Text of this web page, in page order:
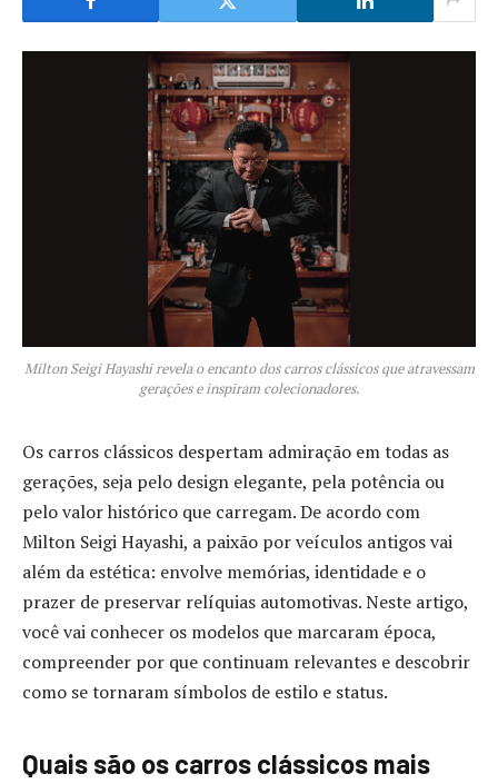
Milton Seigi Hayashi revela o encanto dos carros clássicos que atravessam
gerações e inspiram colecionadores.
Os carros clássicos despertam admiração em todas as
gerações, seja pelo design elegante, pela potência ou
pelo valor histórico que carregam. De acordo com
Milton Seigi Hayashi, a paixão por veículos antigos vai
além da estética: envolve memórias, identidade e o
prazer de preservar relíquias automotivas. Neste artigo,
você vai conhecer os modelos que marcaram época,
compreender por que continuam relevantes e descobrir
como se tornaram símbolos de estilo e status.
Quais são os carros clássicos mais